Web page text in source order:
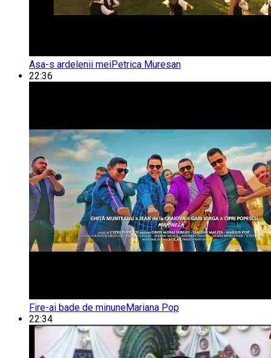
Asa-s ardelenii meiPetrica Muresan
22:36
Fire-ai bade de minuneMariana Pop
22:34